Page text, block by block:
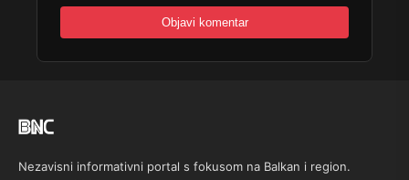
Nezavisni informativni portal s fokusom na Balkan i region.